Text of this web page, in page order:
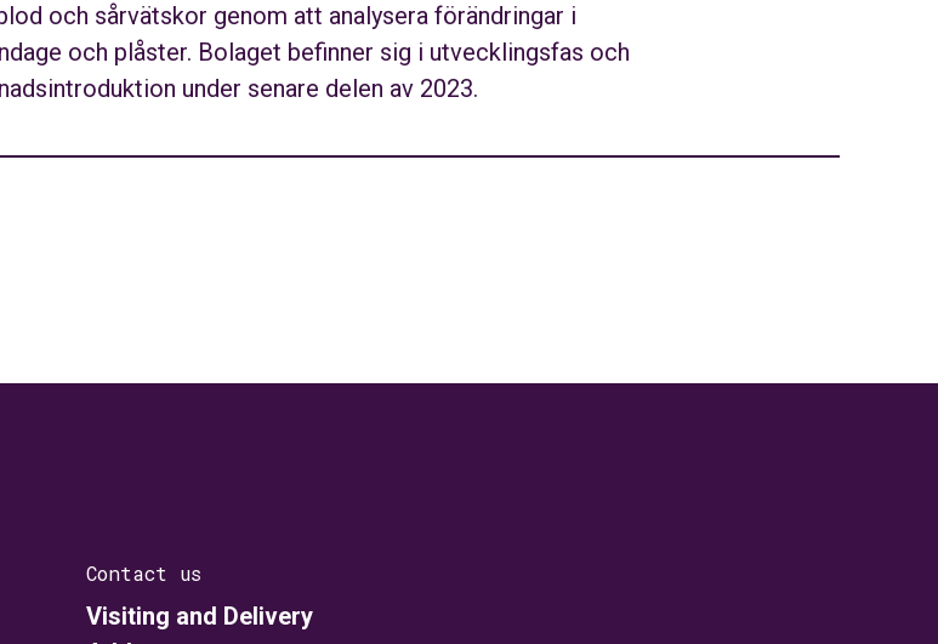
och sårvätskor genom att analysera förändringar i
och plåster. Bolaget befinner sig i utvecklingsfas och
under senare delen av 2023.
Contact us
Visiting and Delivery